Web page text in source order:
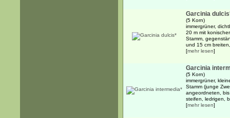
Garcinia
(5 Korn)
immergrüner,
20 m mit
Stamm,
und 15 cm
[mehr lesen]
Garcinia
(5 Korn)
immergrüner,
Stamm (junge
angeordneten,
steifen, ledrigen,
[mehr lesen]